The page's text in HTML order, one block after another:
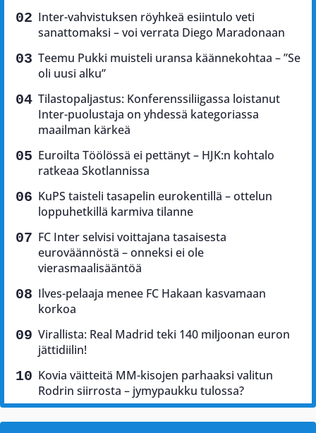
Inter-vahvistuksen röyhkeä esiintulo veti
sanattomaksi – voi verrata Diego Maradonaan
Teemu Pukki muisteli uransa käännekohtaa – ”Se
oli uusi alku”
Tilastopaljastus: Konferenssiliigassa loistanut
Inter-puolustaja on yhdessä kategoriassa
maailman kärkeä
Euroilta Töölössä ei pettänyt – HJK:n kohtalo
ratkeaa Skotlannissa
KuPS taisteli tasapelin eurokentillä – ottelun
loppuhetkillä karmiva tilanne
FC Inter selvisi voittajana tasaisesta
euroväännöstä – onneksi ei ole
vierasmaalisääntöä
Ilves-pelaaja menee FC Hakaan kasvamaan
korkoa
Virallista: Real Madrid teki 140 miljoonan euron
jättidiilin!
Kovia väitteitä MM-kisojen parhaaksi valitun
Rodrin siirrosta – jymypaukku tulossa?